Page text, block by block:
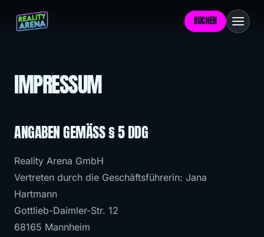
BUCHEN
02KOMMUNICHAOS
03 DIE WACKELPROBE
02 PREISE
03GRUPPEN
04ERÖFFNUNG
IMPRESSUM
ANGABEN GEMÄSS § 5 DDG
Reality Arena GmbH
Vertreten durch die Geschäftsführerin: Jana
Hartmann
Gottlieb-Daimler-Str. 12
68165 Mannheim